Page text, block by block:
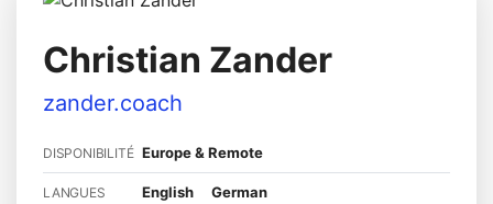
Christian Zander
zander.coach
DISPONIBILITÉ Europe & Remote
LANGUES English German